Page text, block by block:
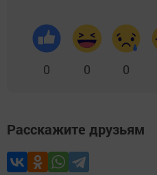
0 0 0
Расскажите друзьям